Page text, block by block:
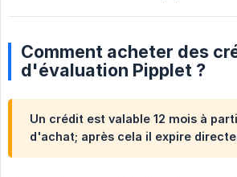
Comment acheter des
d'évaluation Pipplet ?
Un crédit est valable 12 mois à
d'achat; après cela il expire